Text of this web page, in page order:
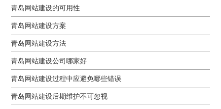
青岛网站建设的可用性
青岛网站建设方案
青岛网站建设方法
青岛网站建设公司哪家好
青岛网站建设过程中应避免哪些错误
青岛网站建设后期维护不可忽视